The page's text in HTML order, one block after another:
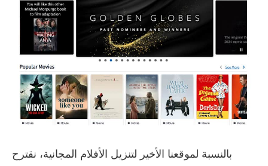
بالنسبة لموقعنا الأخير لتنزيل الأفلام المجانية، نقترح